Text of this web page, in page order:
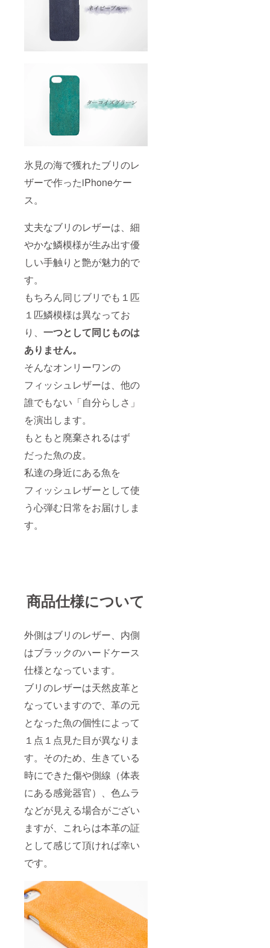
氷見の海で獲れたブリのレ
ザーで作ったiPhoneケー
ス。
丈夫なブリのレザーは、細
やかな鱗模様が生み出す優
しい手触りと艶が魅力的で
す。
もちろん同じブリでも１匹
１匹鱗模様は異なってお
り、 一つとして同じものは
ありません。
そんなオンリーワンの
フィッシュレザーは、他の
誰でもない「自分らしさ」
を演出します。
もともと廃棄されるはず
だった魚の皮。
私達の身近にある魚を
フィッシュレザーとして使
う心弾む日常をお届けしま
す。
商品仕様について
外側はブリのレザー、内側
はブラックのハードケース
仕様となっています。
ブリのレザーは天然皮革と
なっていますので、革の元
となった魚の個性によって
１点１点見た目が異なりま
す。そのため、生きている
時にできた傷や側線（体表
にある感覚器官）、色ムラ
などが見える場合がござい
ますが、これらは本革の証
として感じて頂ければ幸い
です。